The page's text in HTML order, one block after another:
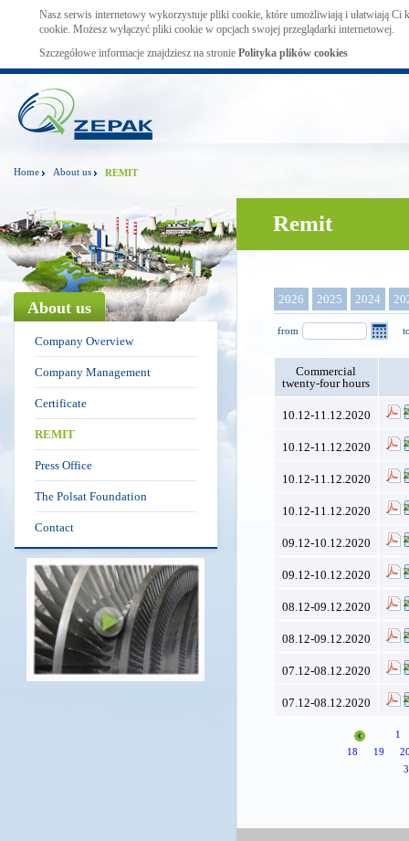
Nasz serwis internetowy wykorzystuje pliki cookie, które umożliwiają i ułatwiają Ci
cookie. Możesz wyłączyć pliki cookie w opcjach swojej przeglądarki internetowej.
Szczegółowe informacje znajdziesz na stronie Polityka plików cookies
Home About us REMIT
About us
Company Overview
Company Management
Certificate
REMIT
Press Office
The Polsat Foundation
Contact
Remit
2026 2025 2024
from
Commercial
twenty-four hours
10.12-11.12.2020
10.12-11.12.2020
10.12-11.12.2020
10.12-11.12.2020
09.12-10.12.2020
09.12-10.12.2020
08.12-09.12.2020
08.12-09.12.2020
07.12-08.12.2020
07.12-08.12.2020
1
18
19